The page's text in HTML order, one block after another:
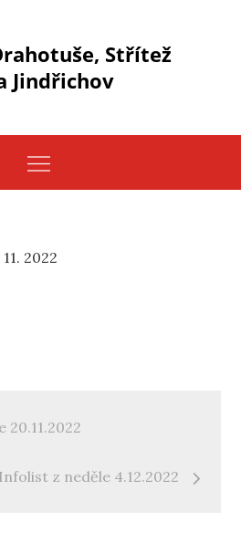
Střítež
Jindřichov
11. 2022
Infolist z neděle 4.12.2022